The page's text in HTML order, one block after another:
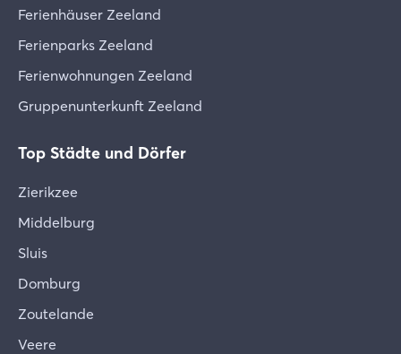
Ferienhäuser Zeeland
Ferienparks Zeeland
Ferienwohnungen Zeeland
Gruppenunterkunft Zeeland
Top Städte und Dörfer
Zierikzee
Middelburg
Sluis
Domburg
Zoutelande
Veere